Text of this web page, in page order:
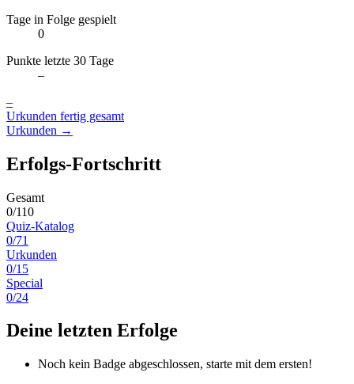
Tage in Folge gespielt
0
Punkte letzte 30 Tage
–
–
Urkunden fertig gesamt
Urkunden →
Erfolgs-Fortschritt
Gesamt
0/110
Quiz-Katalog
0/71
Urkunden
0/15
Special
0/24
Deine letzten Erfolge
Noch kein Badge abgeschlossen, starte mit dem ersten!